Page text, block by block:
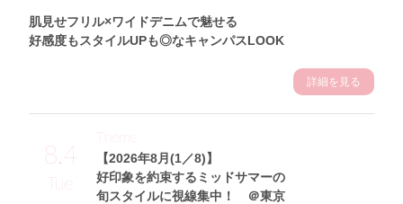
肌見せフリル×ワイドデニムで魅せる
好感度もスタイルUPも◎なキャンパスLOOK
詳細を見る
8.4
Tue
【2026年8月(1／8)】
好印象を約束するミッドサマーの
旬スタイルに視線集中！ ＠東京
Theme